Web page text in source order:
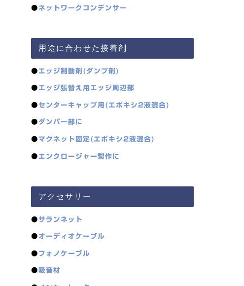
● ネットワークコンデンサー
用途に合わせた接着剤
● エッジ制動剤(ダンプ剤)
● エッジ張替え用エッジ周辺部
● センターキャップ用(エポキシ2液混合)
● ダンパー部に
●マグネット固定(エポキシ2液混合)
● エンクロージャー製作に
アクセサリー
●サランネット
● オーディオケーブル
● フォノケーブル
● 吸音材